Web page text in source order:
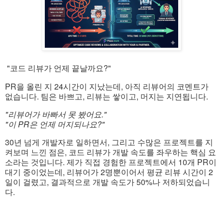
"코드 리뷰가 언제 끝날까요?"
PR을 올린 지 24시간이 지났는데, 아직 리뷰어의 코멘트가
없습니다. 팀은 바쁘고, 리뷰는 쌓이고, 머지는 지연됩니다.
"리뷰어가 바빠서 못 봤어요."
"이 PR은 언제 머지되나요?"
30년 넘게 개발자로 일하면서, 그리고 수많은 프로젝트를 지
켜보며 느낀 점은, 코드 리뷰가 개발 속도를 좌우하는 핵심 요
소라는 것입니다. 제가 직접 경험한 프로젝트에서 10개 PR이
대기 중이었는데, 리뷰어가 2명뿐이어서 평균 리뷰 시간이 2
일이 걸렸고, 결과적으로 개발 속도가 50%나 저하되었습니
다.